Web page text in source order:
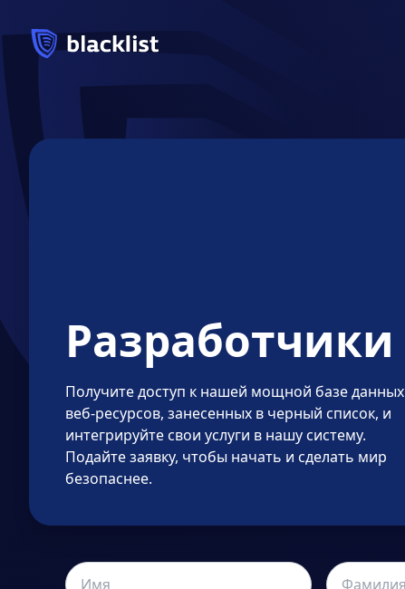
Разработчики
Получите доступ к нашей мощной базе данных
веб-ресурсов, занесенных в черный список, и
интегрируйте свои услуги в нашу систему.
Подайте заявку, чтобы начать и сделать мир
безопаснее.